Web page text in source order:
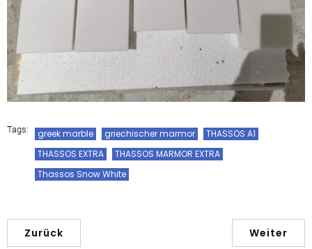
Tags: greek marble griechischer marmor
THASSOS A1
THASSOS EXTRA
THASSOS MARMOR EXTRA
Thassos Snow White
Zurück Weiter